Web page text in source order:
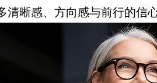
清晰感、方向感与前行的信心